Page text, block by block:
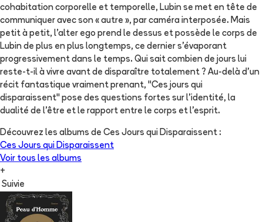
cohabitation corporelle et temporelle, Lubin se met en tête de
communiquer avec son « autre », par caméra interposée. Mais
petit à petit, l’alter ego prend le dessus et possède le corps de
Lubin de plus en plus longtemps, ce dernier s’évaporant
progressivement dans le temps. Qui sait combien de jours lui
reste-t-il à vivre avant de disparaître totalement ? Au-delà d'un
récit fantastique vraiment prenant, "Ces jours qui
disparaissent" pose des questions fortes sur l'identité, la
dualité de l'être et le rapport entre le corps et l'esprit.
Découvrez les albums de Ces Jours qui Disparaissent :
Ces Jours qui Disparaissent
Voir tous les albums
+
Suivie